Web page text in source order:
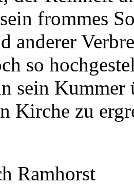
frommes
anderer
so
sein Kummer
Kirche zu
Ramhorst